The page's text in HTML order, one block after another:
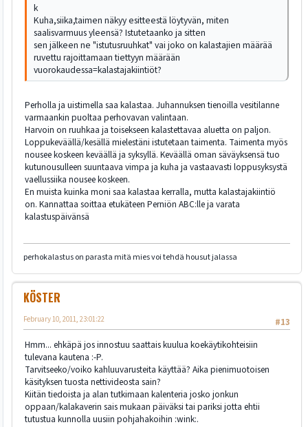
k
Kuha,siika,taimen näkyy esitteestä löytyvän, miten
saalisvarmuus yleensä? Istutetaanko ja sitten
sen jälkeen ne "istutusruuhkat" vai joko on kalastajien määrää
ruvettu rajoittamaan tiettyyn määrään
vuorokaudessa=kalastajakiintiöt?
Perholla ja uistimella saa kalastaa. Juhannuksen tienoilla vesitilanne
varmaankin puoltaa perhovavan valintaan.
Harvoin on ruuhkaa ja toisekseen kalastettavaa aluetta on paljon.
Loppukeväällä/kesällä mielestäni istutetaan taimenta. Taimenta myös
nousee koskeen keväällä ja syksyllä. Keväällä oman säväyksensä tuo
kutunousulleen suuntaava vimpa ja kuha ja vastaavasti loppusyksystä
vaellussiika nousee koskeen.
En muista kuinka moni saa kalastaa kerralla, mutta kalastajakiintiö
on. Kannattaa soittaa etukäteen Perniön ABC:lle ja varata
kalastuspäivänsä
perhokalastus on parasta mitä mies voi tehdä housut jalassa
KÖSTER
#13
February 10, 2011, 23:01:22
Hmm... ehkäpä jos innostuu saattais kuulua koekäytikohteisiin
tulevana kautena :-P.
Tarvitseeko/voiko kahluuvarusteita käyttää? Aika pienimuotoisen
käsityksen tuosta nettivideosta sain?
Kiitän tiedoista ja alan tutkimaan kalenteria josko jonkun
oppaan/kalakaverin sais mukaan päiväksi tai pariksi jotta ehtii
tutustua kunnolla uusiin pohjahakoihin :wink:.